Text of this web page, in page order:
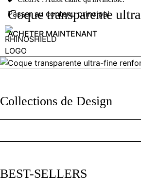
Passer au contenu principal
RHINOSHIELD | RHINOSHIELD
Coque transparente
ACHETER MAINTENANT
Collections de Design
BEST-SELLERS